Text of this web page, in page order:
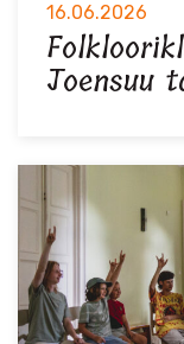
16.06.2026
Joensuu